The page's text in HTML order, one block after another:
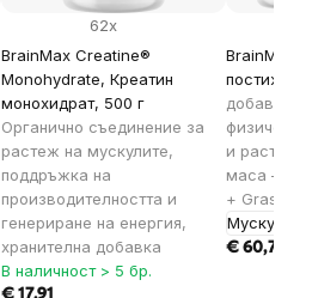
BrainMax Creatine®
Monohydrate, Креатин
монохидрат, 500 г
Органично съединение за
растеж на мускулите,
поддръжка на
производителността и
генериране на енергия,
хранителна добавка
62x
В наличност > 5 бр.
BrainMax
добавки
и растежа
маса –
+ Grass-
Мускулно
€ 60,76